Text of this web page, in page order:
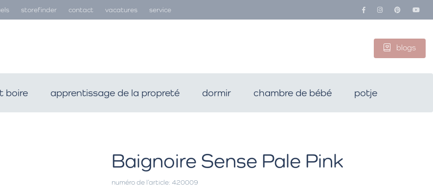
storefinder contact vacatures service
blogs
boire apprentissage de la propreté dormir chambre de bébé potje
Baignoire Sense Pale Pink
numéro de l’article: 420009